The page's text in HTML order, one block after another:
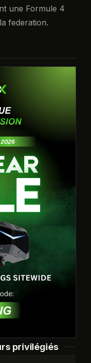
une Formule 4
federation.
privilégiés